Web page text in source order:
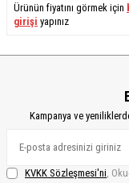
Ürünün fiyatını görmek için
girişi yapınız
Kampanya ve
KVKK Sözleşmesi'ni ,